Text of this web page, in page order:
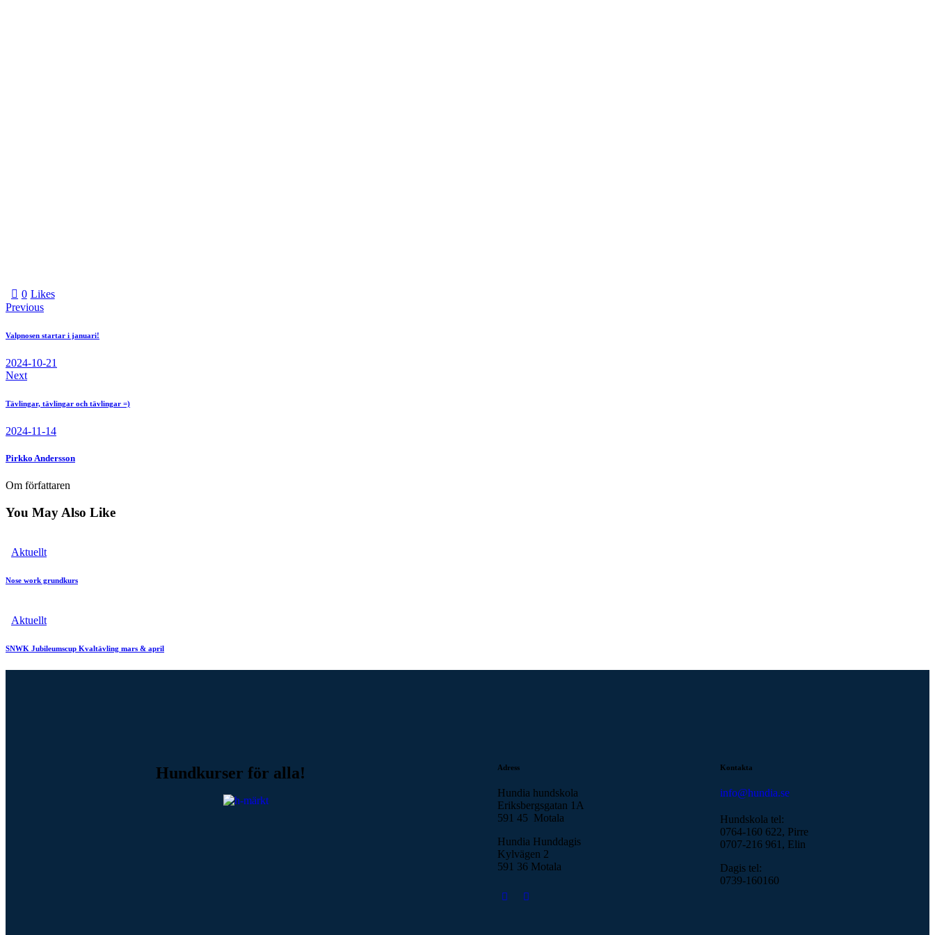
0 Likes
Previous
Valpnosen startar i januari!
2024-10-21
Next
Tävlingar, tävlingar och tävlingar =)
2024-11-14
Pirkko Andersson
Om författaren
You May Also Like
Aktuellt
Nose work grundkurs
Aktuellt
SNWK Jubileumscup Kvaltävling mars & april
Hundkurser för alla! Adress
Hundia hundskola
Eriksbergsgatan 1A
591 45 Motala
Hundia Hunddagis
Kylvägen 2
591 36 Motala
Kontakta
info@hundia.se
Hundskola tel:
0764-160 622, Pirre
0707-216 961, Elin
Dagis tel:
0739-160160